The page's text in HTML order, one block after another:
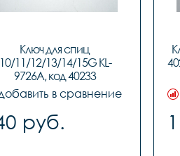
Ключ для спиц
10/11/12/13/14/15G KL-
9726A, код 40233
в сравнение
руб.